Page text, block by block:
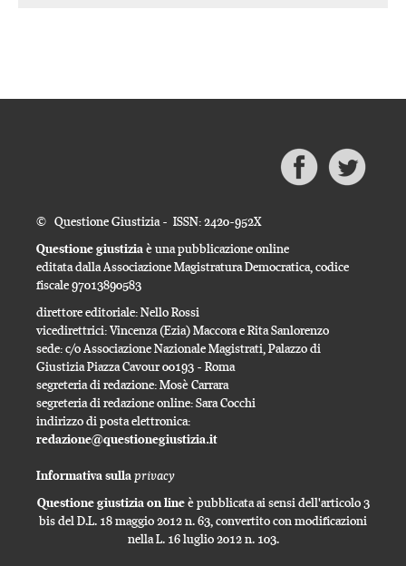
© Questione Giustizia - ISSN: 2420-952X
Questione giustiziaè una pubblicazione online
editata dalla Associazione Magistratura Democratica, codice
fiscale 97013890583
direttore editoriale: Nello Rossi
vicedirettrici: Vincenza (Ezia) Maccora e Rita Sanlorenzo
sede: c/o Associazione Nazionale Magistrati, Palazzo di
Giustizia Piazza Cavour 00193 - Roma
segreteria di redazione: Mosè Carrara
segreteria di redazione online: Sara Cocchi
indirizzo di posta elettronica:
redazione@questionegiustizia.it
Informativa sullaprivacy
Questione giustizia on lineè pubblicata ai sensi dell'articolo 3
bis del D.L. 18 maggio 2012 n. 63, convertito con modificazioni
nella L. 16 luglio 2012 n. 103.